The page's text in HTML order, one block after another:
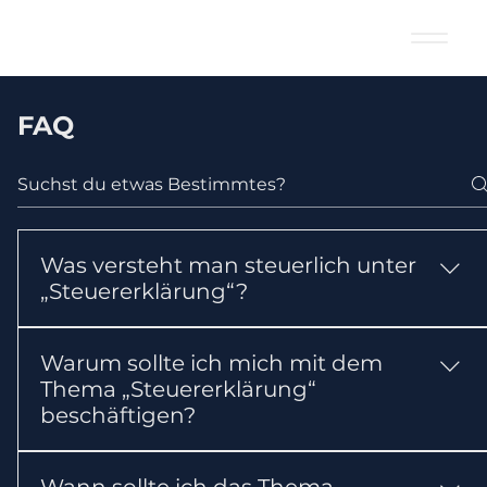
FAQ
Was versteht man steuerlich unter
„Steuererklärung“?
relevanten Einkünfte und Ausgaben.
Warum sollte ich mich mit dem
Thema „Steuererklärung“
beschäftigen?